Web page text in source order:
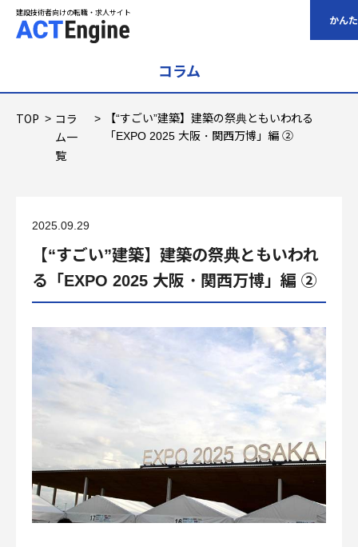
建設技術者向けの転職・求人サイト
かん
コラム
TOP
コラ
ム一
覧
【“すごい”建築】建築の祭典ともいわれる
「EXPO 2025 大阪・関西万博」編 ②
2025.09.29
【“すごい”建築】建築の祭典ともいわれ
る「EXPO 2025 大阪・関西万博」編 ②
建設技術者向けの転職・求人サイト
ご登録について
福利厚生について
給与シミュレーション
かんたん登録
プライバシーポリシー